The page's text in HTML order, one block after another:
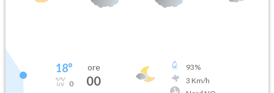
18°
0
ore
00
93%
3 Km/h